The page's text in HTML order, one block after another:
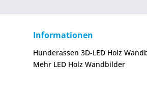
Informationen
Hunderassen 3D-LED Holz
Mehr LED Holz Wandbilder